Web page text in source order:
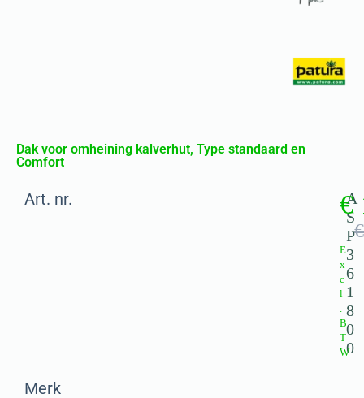
Dak voor omheining kalverhut, Type standaard en
Comfort
Art. nr.
A
S
P
3
6
1
8
0
0
€
€
E
x
c
l
B
T
W
Merk